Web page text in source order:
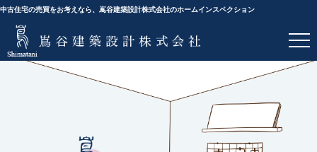
中古住宅の売買をお考えなら、嶌谷建築設計株式会社のホームインスペクション